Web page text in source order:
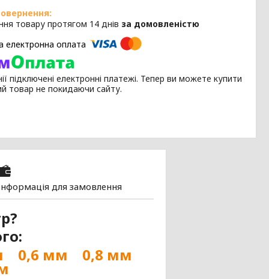
товару протягом 14 днів за домовленістю
підключені електронні платежі. Тепер ви можете купити
товар не покидаючи сайту.
для замовлення
0,6 мм 0,8 мм